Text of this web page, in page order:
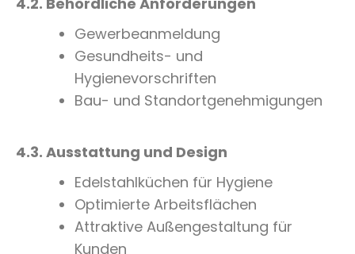
Gewerbeanmeldung
Gesundheits- und
Hygienevorschriften
Bau- und Standortgenehmigungen
4.3. Ausstattung und Design
Edelstahlküchen für Hygiene
Optimierte Arbeitsflächen
Attraktive Außengestaltung für
Kunden